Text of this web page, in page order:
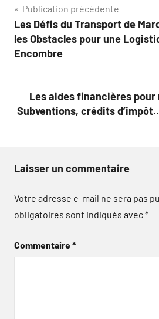
Navigation
de
l’article
Publication précédente
Les Défis du Transport de
les Obstacles pour une
Encombre
Les aides financières
Subventions, crédits
Laisser un commentaire
Votre adresse e-mail ne sera pas
obligatoires sont indiqués avec*
Commentaire*